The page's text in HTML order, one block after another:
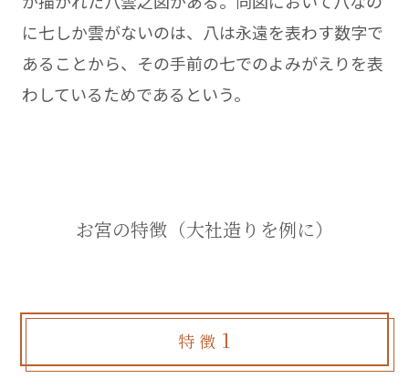
に七しか雲がないのは、八は永遠を表わす数字で
あることから、その手前の七でのよみがえりを表
わしているためであるという。
お宮の特徴（大社造りを例に）
特徴 1